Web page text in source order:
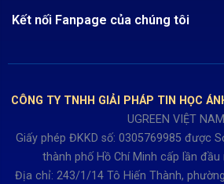
Review sản phẩm
Chính sách Hủy, Đổi, Trả hàng
Hướng dẫn đăng ký tài khoản
Thời gian làm việc từ Thứ 2- Thứ 7
Buổi chiều từ 13h15 đến 17h30
Thứ 7 làm đến 15h30 chiều.
Kết nối Fanpage của chúng tôi
CÔNG TY TNHH GIẢI PHÁP TIN HỌC
UGREEN VIỆT NAM
Giấy phép ĐKKD số: 0305769985 được
thành phố Hồ Chí Minh cấp lần
Địa chỉ: 243/1/14 Tô Hiến Thành,